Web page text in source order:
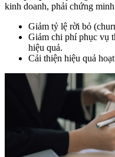
kinh doanh, phải chứng
Giảm tỷ lệ rời bỏ
Giảm chi phí phục vụ
hiệu quả.
Cải thiện hiệu quả